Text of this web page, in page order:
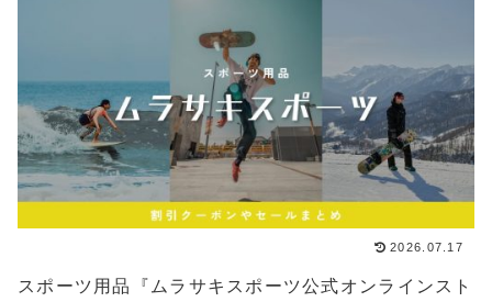
2026.07.17
スポーツ用品『ムラサキスポーツ公式オンラインスト